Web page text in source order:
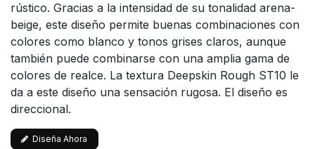
rústico. Gracias a la intensidad de su tonalidad arena-
beige, este diseño permite buenas combinaciones con
colores como blanco y tonos grises claros, aunque
también puede combinarse con una amplia gama de
colores de realce. La textura Deepskin Rough ST10 le
da a este diseño una sensación rugosa. El diseño es
direccional.
Diseña Ahora